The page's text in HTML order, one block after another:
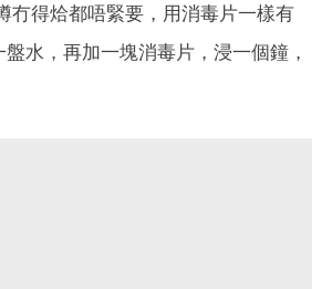
冇得烚都唔緊要，用消毒片一樣有
水，再加一塊消毒片，浸一個鐘，